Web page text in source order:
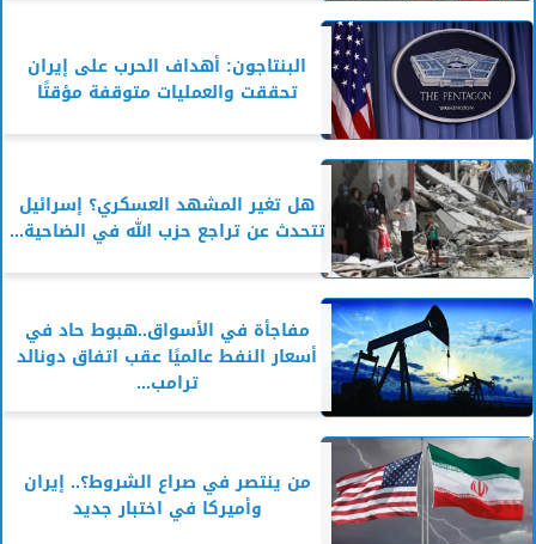
البنتاجون: أهداف الحرب على إيران
تحققت والعمليات متوقفة مؤقتًا
هل تغير المشهد العسكري؟ إسرائيل
تتحدث عن تراجع حزب الله في الضاحية...
مفاجأة في الأسواق..هبوط حاد في
أسعار النفط عالميًا عقب اتفاق دونالد
ترامب...
من ينتصر في صراع الشروط؟.. إيران
وأميركا في اختبار جديد